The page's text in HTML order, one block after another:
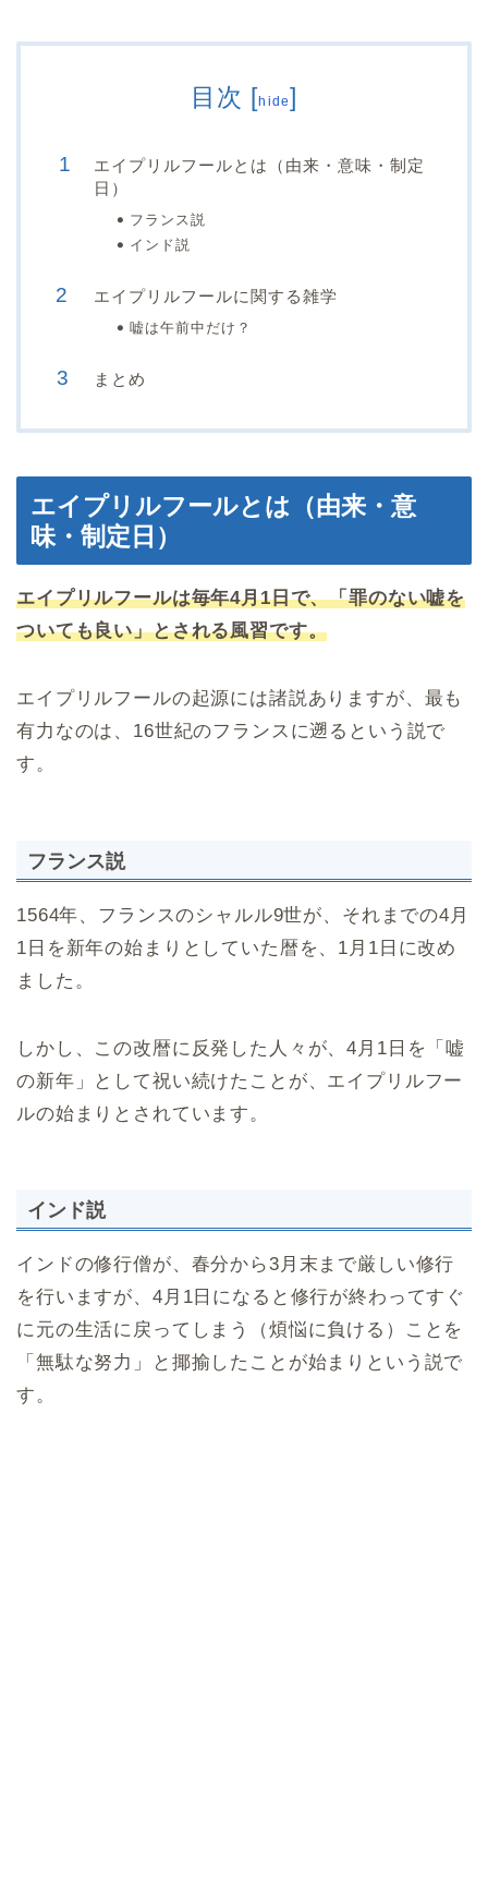
目次 [hide]
エイプリルフールとは（由来・意味・制定
日）
フランス説
インド説
エイプリルフールに関する雑学
嘘は午前中だけ？
まとめ
エイプリルフールとは（由来・意
味・制定日）
エイプリルフールは毎年4月1日で、「罪のない嘘を
ついても良い」とされる風習です。
エイプリルフールの起源には諸説ありますが、最も
有力なのは、16世紀のフランスに遡るという説で
す。
フランス説
1564年、フランスのシャルル9世が、それまでの4月
1日を新年の始まりとしていた暦を、1月1日に改め
ました。
しかし、この改暦に反発した人々が、4月1日を「嘘
の新年」として祝い続けたことが、エイプリルフー
ルの始まりとされています。
インド説
インドの修行僧が、春分から3月末まで厳しい修行
を行いますが、4月1日になると修行が終わってすぐ
に元の生活に戻ってしまう（煩悩に負ける）ことを
「無駄な努力」と揶揄したことが始まりという説で
す。